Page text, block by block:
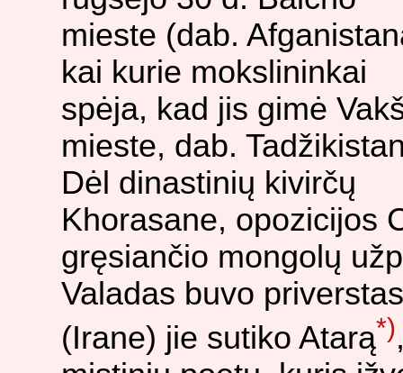
mieste (dab.
kai kurie mokslininkai
spėja, kad jis gimė
mieste, dab.
Dėl dinastinių kivirčų
Khorasane, opozicijos
gręsiančio mongolų
Valadas buvo
(Irane) jie sutiko Atarą*)